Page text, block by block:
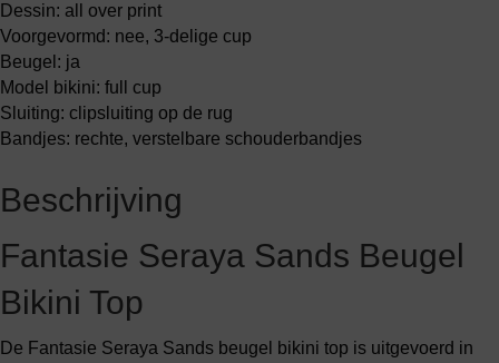
Dessin: all over print
Voorgevormd: nee, 3-delige cup
Beugel: ja
Model bikini: full cup
Sluiting: clipsluiting op de rug
Bandjes: rechte, verstelbare schouderbandjes
Beschrijving
Fantasie Seraya Sands Beugel
Bikini Top
De Fantasie Seraya Sands beugel bikini top is uitgevoerd in